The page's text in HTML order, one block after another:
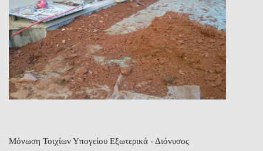
Μόνωση Τοιχίων Υπογείου Εξωτερικά - Διόνυσος